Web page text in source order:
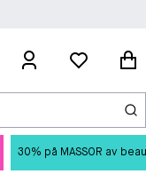
30% på MASSOR av